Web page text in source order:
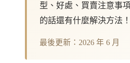
型、好處、買賣注意事
的話還有什麼解決方法！
最後更新：2026 年 6 月